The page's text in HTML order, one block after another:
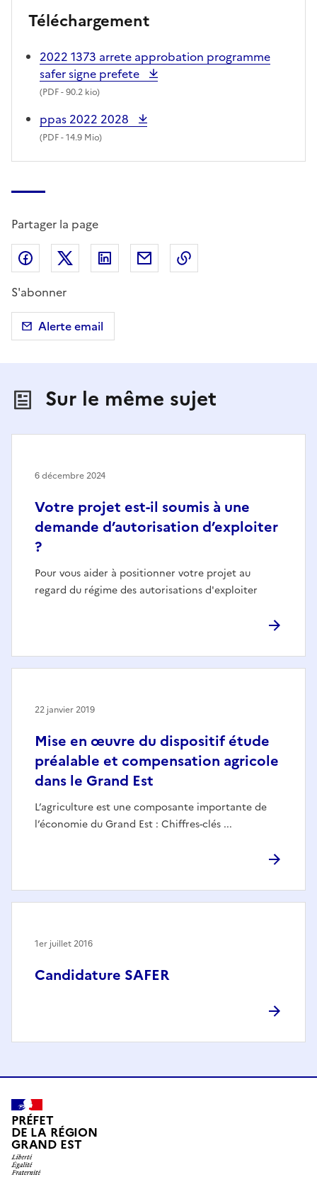
Téléchargement
2022 1373 arrete approbation programme
safer signe prefete
(PDF- 90.2 kio)
ppas 2022 2028
(PDF- 14.9 Mio)
Partager la page
Partager sur Facebook
Partager sur X (anciennement Twitter)
Partager sur LinkedIn
Partager par email
S'abonner
Alerte email
Sur le même sujet
Votre projet est-il soumis à une
demande d’autorisation d’exploiter
?
Pour vous aider à positionner votre projet au
regard du régime des autorisations d'exploiter
6 décembre 2024
Mise en œuvre du dispositif étude
préalable et compensation agricole
dans le Grand Est
L’agriculture est une composante importante de
l’économie du Grand Est : Chiffres-clés ...
22 janvier 2019
Candidature SAFER
1er juillet 2016
PRÉFET
DE LA RÉGION
GRAND EST